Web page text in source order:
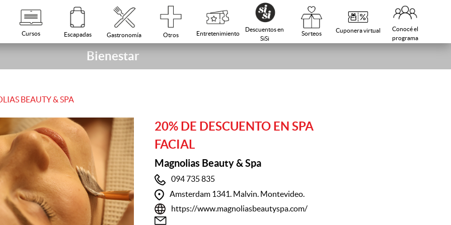
Cursos Escapadas Gastronomía Otros Entretenimiento
Descuentos en
SiSi
Sorteos Cuponera virtual
Conocé el
programa
Bienestar
BEAUTY & SPA
20% DE DESCUENTO EN SPA
FACIAL
Magnolias Beauty & Spa
094 735 835
Amsterdam 1341. Malvin. Montevideo.
https://www.magnoliasbeautyspa.com/